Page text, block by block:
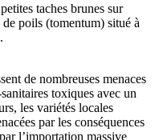
taches brunes sur
poils (tomentum) situé à
de nombreuses menaces
toxiques avec un
les variétés locales
par les conséquences
l’importation massive